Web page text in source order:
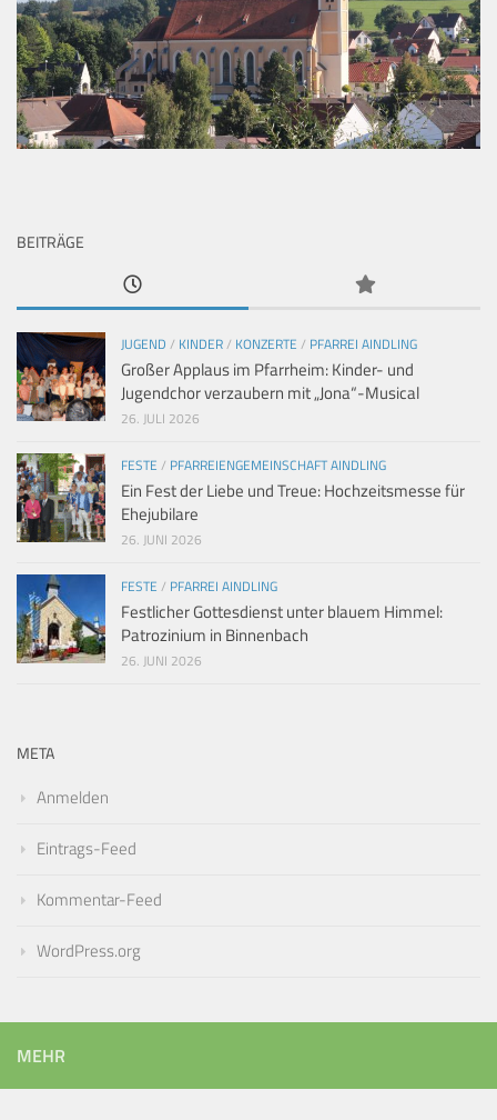
BEITRÄGE
JUGEND / KINDER/ KONZERTE / PFARREI AINDLING
Großer Applaus im Pfarrheim: Kinder- und
Jugendchor verzaubern mit „Jona“-Musical
26. JULI 2026
FESTE / PFARREIENGEMEINSCHAFT AINDLING
Ein Fest der Liebe und Treue: Hochzeitsmesse für
Ehejubilare
26. JUNI 2026
FESTE / PFARREI AINDLING
Festlicher Gottesdienst unter blauem Himmel:
Patrozinium in Binnenbach
26. JUNI 2026
META
Anmelden
Eintrags-Feed
Kommentar-Feed
WordPress.org
MEHR